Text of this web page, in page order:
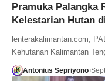
Pramuka Palangka
Kelestarian Hutan
lenterakalimantan.com,
Kehutanan Kalimantan
Antonius Sepriyono